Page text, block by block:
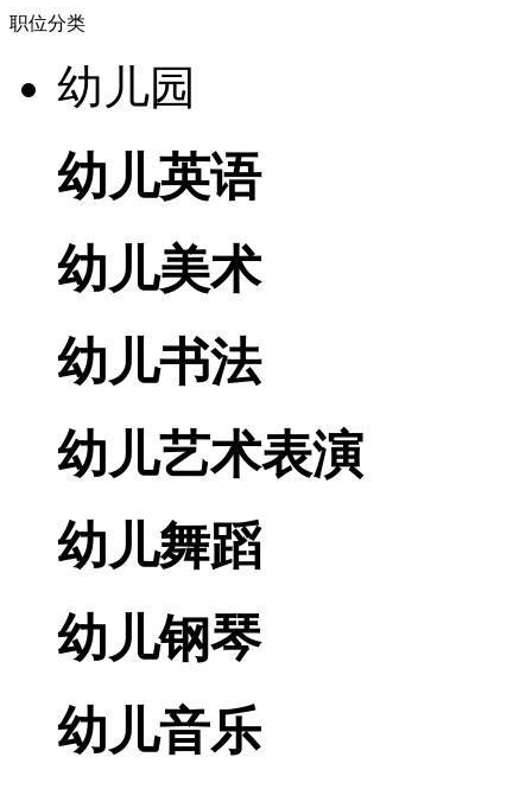
职位分类
幼儿园
幼儿英语
幼儿美术
幼儿书法
幼儿艺术表演
幼儿舞蹈
幼儿钢琴
幼儿音乐